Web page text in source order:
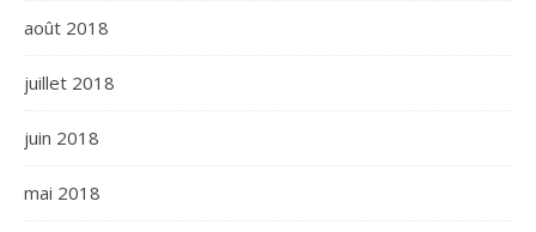
août 2018
juillet 2018
juin 2018
mai 2018